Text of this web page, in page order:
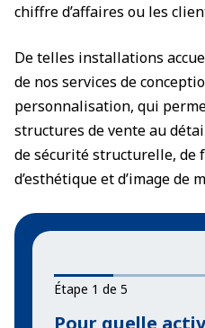
chiffre d’affaires ou les
De telles installations
de nos services de
personnalisation, qui
structures de vente au
de sécurité structurelle, de
d’esthétique et d’image de
Étape 1 de 5
Pour quelle